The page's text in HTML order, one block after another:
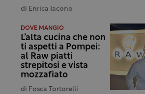
di Enrica Iacono
DOVE MANGIO
L’alta cucina che non
ti aspetti a Pompei:
al Raw piatti
strepitosi e vista
mozzafiato
di Fosca Tortorelli